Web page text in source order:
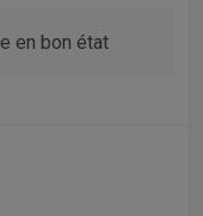
en bon état